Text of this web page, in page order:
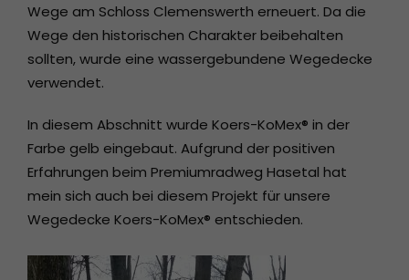
Wege am Schloss Clemenswerth erneuert. Da die
Wege den historischen Charakter beibehalten
sollten, wurde eine wassergebundene Wegedecke
verwendet.
In diesem Abschnitt wurde Koers-KoMex® in der
Farbe gelb eingebaut. Aufgrund der positiven
Erfahrungen beim Premiumradweg Hasetal hat
mein sich auch bei diesem Projekt für unsere
Wegedecke Koers-KoMex® entschieden.